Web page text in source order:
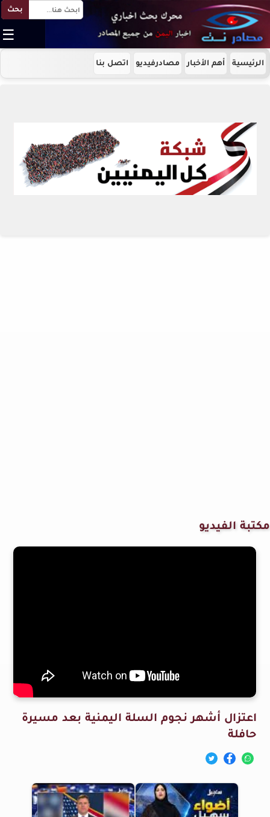
بحث
☰
الرئيسية أهم الأخبار مصادرفيديو اتصل بنا
مكتبة الفيديو
اعتزال أشهر نجوم السلة اليمنية بعد مسيرة
حافلة